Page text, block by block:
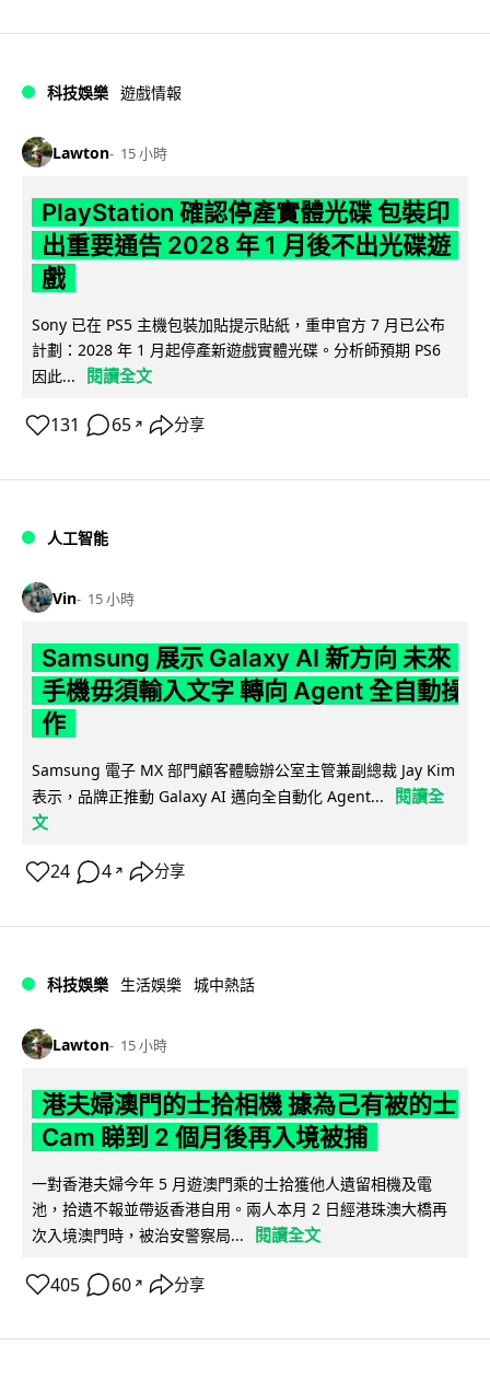
科技娛樂 遊戲情報
Lawton 15 小時
PlayStation 確認停產實體光碟 包裝印
出重要通告 2028 年 1 月後不出光碟遊
戲
Sony 已在 PS5 主機包裝加貼提示貼紙，重申官方 7 月已公布
計劃：2028 年 1 月起停產新遊戲實體光碟。分析師預期 PS6
因此...
閱讀全文
131 65 ↗ 分享
人工智能
Vin 15 小時
Samsung 展示 Galaxy AI 新方向 未來
手機毋須輸入文字 轉向 Agent 全自動操
作
Samsung 電子 MX 部門顧客體驗辦公室主管兼副總裁 Jay Kim
表示，品牌正推動 Galaxy AI 邁向全自動化 Agent...
閱讀全
文
24 4 ↗ 分享
科技娛樂 生活娛樂 城中熱話
Lawton 15 小時
港夫婦澳門的士拾相機 據為己有被的士
Cam 睇到 2 個月後再入境被捕
一對香港夫婦今年 5 月遊澳門乘的士拾獲他人遺留相機及電
池，拾遺不報並帶返香港自用。兩人本月 2 日經港珠澳大橋再
次入境澳門時，被治安警察局...
閱讀全文
405 60 ↗ 分享